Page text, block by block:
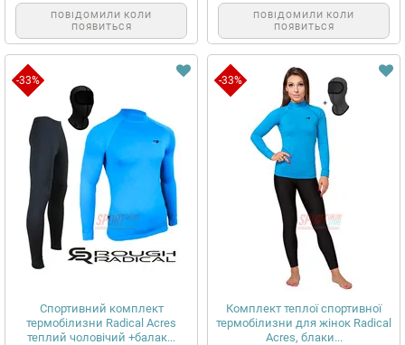
ПОВІДОМИЛИ КОЛИ
ПОЯВИТЬСЯ
ПОВІДОМИЛИ КОЛИ
ПОЯВИТЬСЯ
-33%
Спортивний комплект
термобілизни Radical Acres
теплий чоловічий +балак...
-33%
Комплект теплої спортивної
термобілизни для жінок Radical
Acres, блаки...